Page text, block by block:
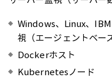
Windows、Linux、
視（エージェントベース
Dockerホスト
Kubernetesノード